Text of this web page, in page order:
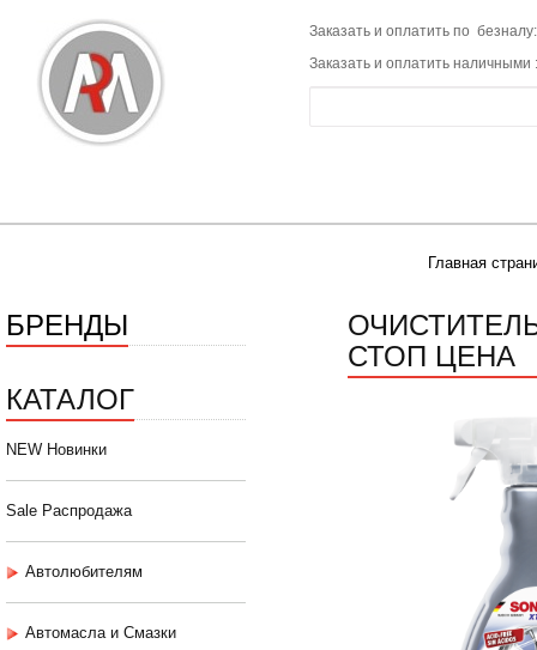
Заказать и оплатить по
Заказать и оплатить наличными
Главная
БРЕНДЫ
КАТАЛОГ
NEW Новинки
Sale Распродажа
Автолюбителям
Автомасла и Смазки
СТОП ЦЕНА